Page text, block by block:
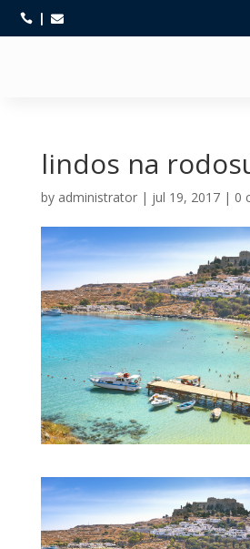
 
lindos na
by administrator| jul 19, 2017| 0